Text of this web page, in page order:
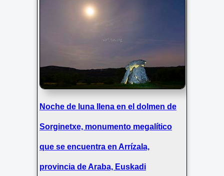
Noche de luna llena en el dolmen de
Sorginetxe, monumento megalítico
que se encuentra en Arrízala,
provincia de Araba, Euskadi